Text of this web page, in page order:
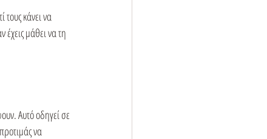
τους κάνει να
έχεις μάθει να τη
Αυτό οδηγεί σε
να